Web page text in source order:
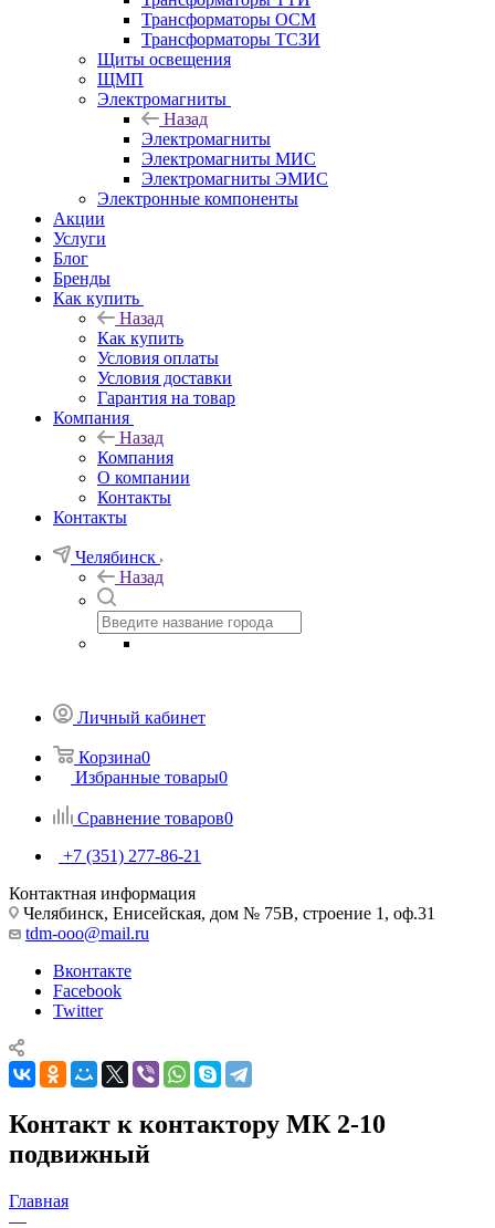
Трансформаторы ОСМ
Трансформаторы ТСЗИ
Щиты освещения
ЩМП
Электромагниты
Назад
Электромагниты
Электромагниты МИС
Электромагниты ЭМИС
Электронные компоненты
Акции
Услуги
Блог
Бренды
Как купить
Назад
Как купить
Условия оплаты
Условия доставки
Гарантия на товар
Компания
Назад
Компания
О компании
Контакты
Контакты
Челябинск
Назад
Личный кабинет
Корзина0
Избранные товары0
Сравнение товаров0
+7 (351) 277-86-21
Контактная информация
Челябинск, Енисейская, дом № 75В, строение 1, оф.31
tdm-ooo@mail.ru
Вконтакте
Facebook
Twitter
Контакт к контактору МК 2-10
подвижный
Главная
—